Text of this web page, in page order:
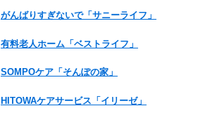
がんばりすぎないで「サニーライフ」
有料老人ホーム「ベストライフ」
SOMPOケア「そんぽの家」
HITOWAケアサービス「イリーゼ」